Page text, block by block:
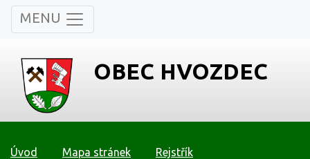
MENU
OBEC HVOZDEC
Úvod Mapa stránek Rejstřík